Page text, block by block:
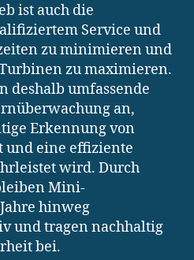
ist auch die
Service und
zu minimieren und
zu maximieren.
deshalb umfassende
an,
Erkennung von
und eine effiziente
wird. Durch
Mini-
hinweg
und tragen nachhaltig
bei.